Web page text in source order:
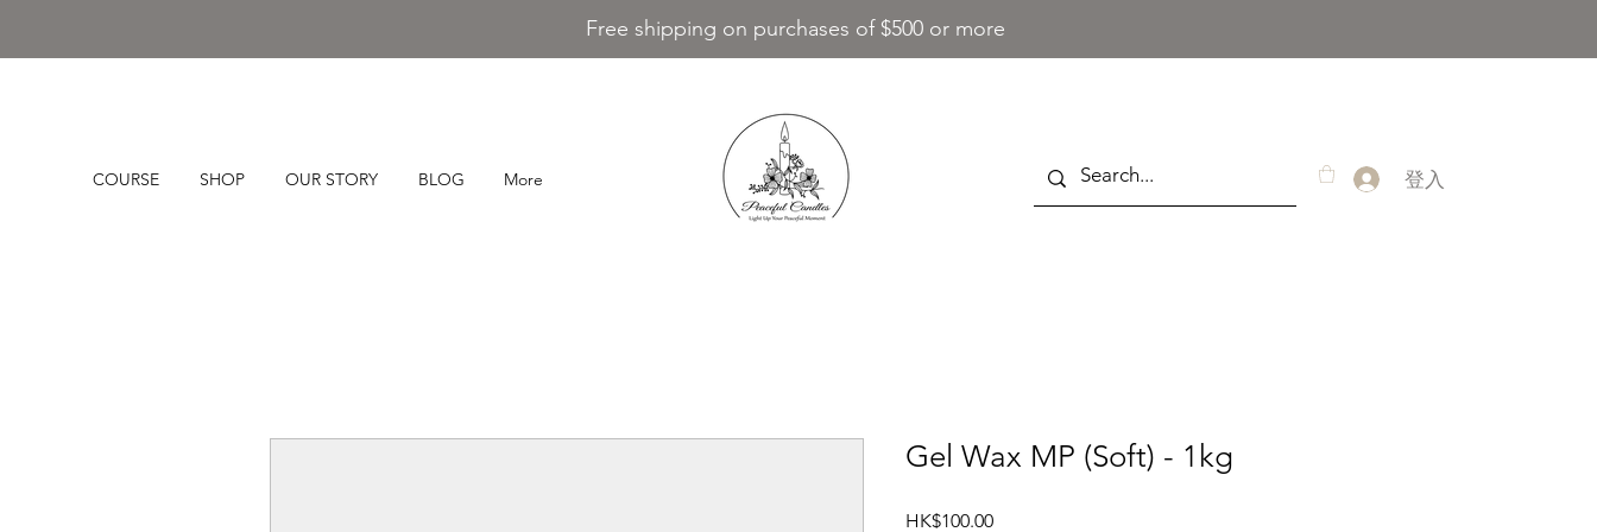
Free shipping on purchases of $500 or more
COURSE SHOP OUR STORY BLOG More 登入
Gel Wax MP (Soft) - 1kg
HK$100.00價格